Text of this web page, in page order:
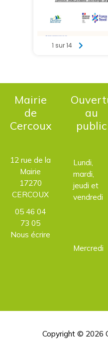
Mairie
de
Cercoux
12 rue de la
Mairie
17270
CERCOUX
05 46 04
73 05
Nous écrire
au
public
Lundi,
mardi,
jeudi et
vendredi
Mercredi
Copyright © 2026